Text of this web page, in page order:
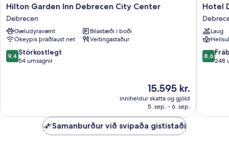
Hilton
Garden
Inn
Debrecen
City
Center
Debrecen
Hilton Garden Inn Debrecen City Center
Debrecen
Gæludýravænt
Bílastæði í boði
Ókeypis þráðlaust net
Veitingastaður
9.4
af
9,4 Stórkostlegt
54 umsagnir
Verðið
er
15.595 kr.
15.595 kr.
inniheldur skatta og gjöld
5. sep. - 6. sep.
Hotel
Divinus
Hotel
Laug
8.6
af
8,6
248
Samanburður við svipaða gististaði